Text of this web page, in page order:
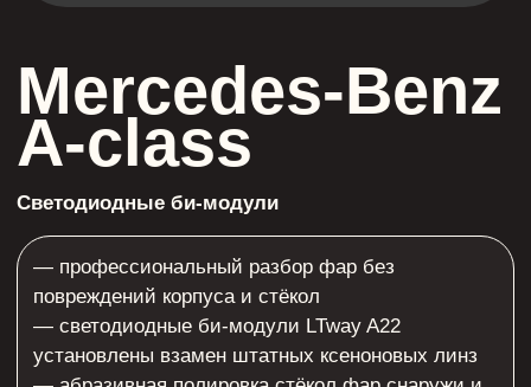
— профессиональный разбор фар без
повреждений корпуса и стёкол
— светодиодные би-модули LTway A22
установлены взамен штатных ксеноновых линз
— абразивная полировка стёкол фар снаружи и
— регулировка света по ГОСТу
— сбор на оригинальном герметике Koito для
фар
Хочу так же!